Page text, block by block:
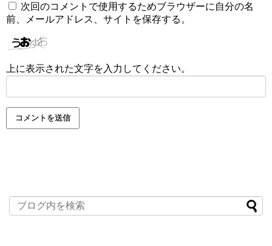
次回のコメントで使用するためブラウザーに自分の名
前、メールアドレス、サイトを保存する。
上に表示された文字を入力してください。